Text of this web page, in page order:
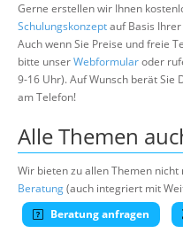
Gerne erstellen wir Ihnen
Schulungskonzeptauf Basis
Auch wenn Sie Preise und freie
bitte unserWebformularoder
9-16 Uhr). Auf Wunsch berät Sie
am Telefon!
Alle Themen
Wir bieten zu allen Themen nicht
Beratung(auch integriert mit
Beratung anfragen